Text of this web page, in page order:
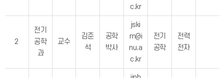
c.kr
2
전기
공학
과
교수
김준
석
공학
박사
jski
m@i
nu.a
c.kr
전기
공학
전력
전자